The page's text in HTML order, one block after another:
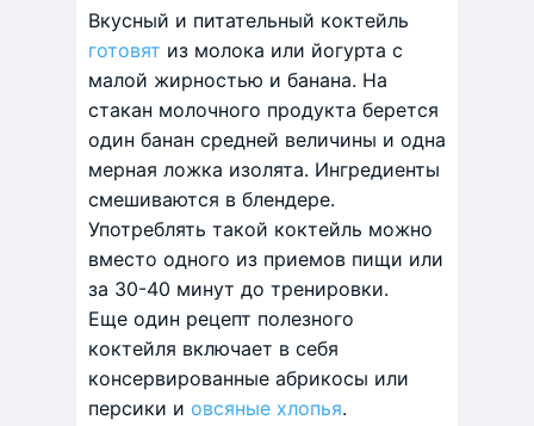
Вкусный и питательный коктейль
готовят из молока или йогурта с
малой жирностью и банана. На
стакан молочного продукта берется
один банан средней величины и одна
мерная ложка изолята. Ингредиенты
смешиваются в блендере.
Употреблять такой коктейль можно
вместо одного из приемов пищи или
за 30-40 минут до тренировки.
Еще один рецепт полезного
коктейля включает в себя
консервированные абрикосы или
персики и овсяные хлопья.